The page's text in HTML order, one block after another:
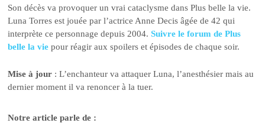
Son décès va provoquer un vrai cataclysme dans Plus belle la vie.
Luna Torres est jouée par l’actrice Anne Decis âgée de 42 qui
interprète ce personnage depuis 2004.Suivre le forum de Plus
belle la vie pour réagir aux spoilers et épisodes de chaque soir.
Mise à jour : L’enchanteur va attaquer Luna, l’anesthésier mais au
dernier moment il va renoncer à la tuer.
Notre article parle de :